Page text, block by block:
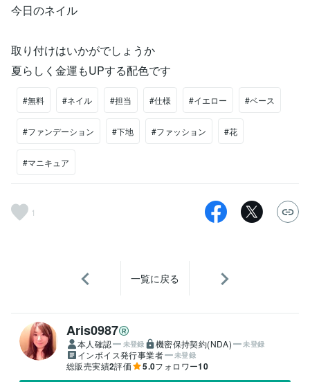
今日のネイル
取り付けはいかがでしょうか
夏らしく金運もUPする配色です
#無料 #ネイル #担当 #仕様 #イエロー #ベース
#ファンデーション #下地 #ファッション #花
#マニキュア
1
一覧に戻る
Aris0987
本人確認 未登録 機密保持契約(NDA) 未登録
インボイス発行事業者 未登録
総販売実績2評価 5.0フォロワー10